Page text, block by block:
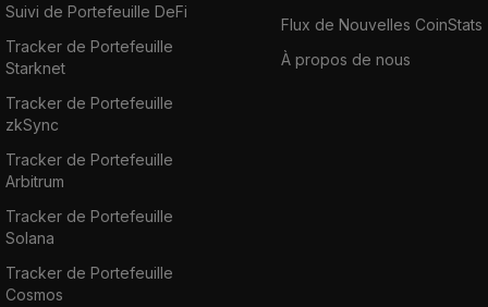
Suivi de Portefeuille DeFi
Tracker de Portefeuille
Starknet
Tracker de Portefeuille
zkSync
Tracker de Portefeuille
Arbitrum
Tracker de Portefeuille
Solana
Tracker de Portefeuille
Cosmos
Flux de Nouvelles CoinStats
À propos de nous